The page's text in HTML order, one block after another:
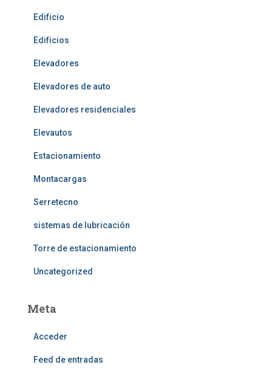
Edificio
Edificios
Elevadores
Elevadores de auto
Elevadores residenciales
Elevautos
Estacionamiento
Montacargas
Serretecno
sistemas de lubricación
Torre de estacionamiento
Uncategorized
Meta
Acceder
Feed de entradas